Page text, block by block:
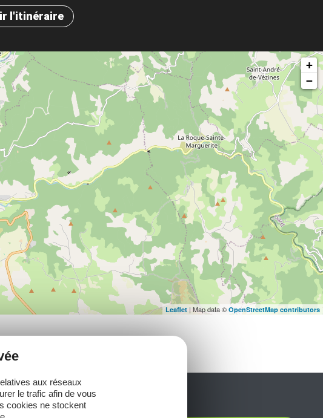
l'itinéraire
+
−
Leaflet | Map data © OpenStreetMap contributors
aux réseaux
le trafic afin de vous
cookies ne stockent